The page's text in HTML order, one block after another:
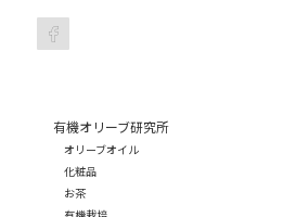
有機オリーブ研究所
オリーブオイル
化粧品
お茶